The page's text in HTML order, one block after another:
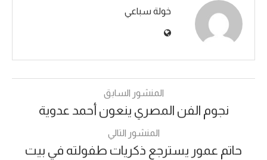
خولة سباعي
المنشور السابق
نجوم الفن المصري ينعون أحمد عدوية
المنشور التالي
حاتم عمور يسترجع ذكريات طفولته في بيت